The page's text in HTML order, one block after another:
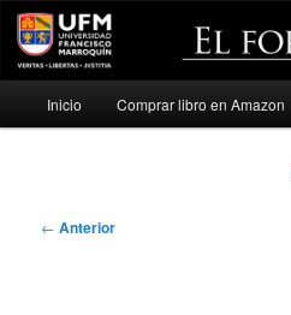
Ir
Inicio Comprar libro en Amazon
Navegación
← Anterior